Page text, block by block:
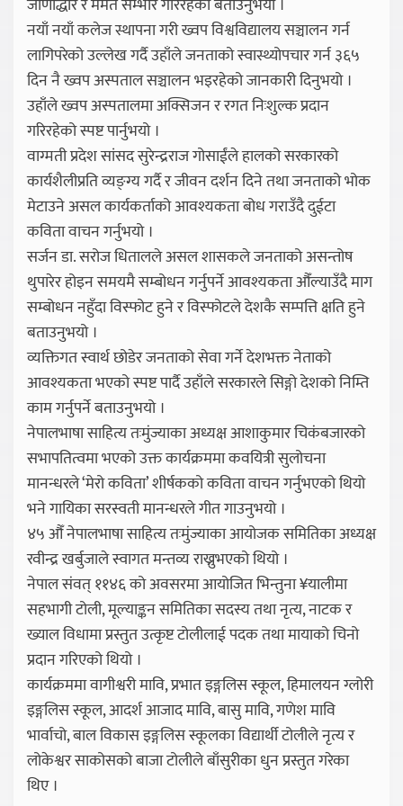
नयाँ नयाँ कलेज स्थापना गरी ख्वप विश्वविद्यालय सञ्चालन गर्न
लागिपरेको उल्लेख गर्दै उहाँले जनताको स्वास्थ्योपचार गर्न ३६५
दिन नै ख्वप अस्पताल सञ्चालन भइरहेको जानकारी दिनुभयो ।
उहाँले ख्वप अस्पतालमा अक्सिजन र रगत निःशुल्क प्रदान
गरिरहेको स्पष्ट पार्नुभयो ।
वाग्मती प्रदेश सांसद सुरेन्द्रराज गोसाईंले हालको सरकारको
कार्यशैलीप्रति व्यङ्ग्य गर्दै र जीवन दर्शन दिने तथा जनताको भोक
मेटाउने असल कार्यकर्ताको आवश्यकता बोध गराउँदै दुईटा
कविता वाचन गर्नुभयो ।
सर्जन डा. सरोज धितालले असल शासकले जनताको असन्तोष
थुपारेर होइन समयमै सम्बोधन गर्नुपर्ने आवश्यकता औँल्याउँदै माग
सम्बोधन नहुँदा विस्फोट हुने र विस्फोटले देशकै सम्पत्ति क्षति हुने
बताउनुभयो ।
व्यक्तिगत स्वार्थ छोडेर जनताको सेवा गर्ने देशभक्त नेताको
आवश्यकता भएको स्पष्ट पार्दै उहाँले सरकारले सिङ्गो देशको निम्ति
काम गर्नुपर्ने बताउनुभयो ।
नेपालभाषा साहित्य तःमुंज्याका अध्यक्ष आशाकुमार चिकंबजारको
सभापतित्वमा भएको उक्त कार्यक्रममा कवयित्री सुलोचना
मानन्धरले ‘मेरो कविता’ शीर्षकको कविता वाचन गर्नुभएको थियो
भने गायिका सरस्वती मानन्धरले गीत गाउनुभयो ।
४५ औँ नेपालभाषा साहित्य तःमुंज्याका आयोजक समितिका अध्यक्ष
रवीन्द्र खर्बुजाले स्वागत मन्तव्य राख्नुभएको थियो ।
नेपाल संवत् ११४६ को अवसरमा आयोजित भिन्तुना ¥यालीमा
सहभागी टोली, मूल्याङ्कन समितिका सदस्य तथा नृत्य, नाटक र
ख्याल विधामा प्रस्तुत उत्कृष्ट टोलीलाई पदक तथा मायाको चिनो
प्रदान गरिएको थियो ।
कार्यक्रममा वागीश्वरी मावि, प्रभात इङ्गलिस स्कूल, हिमालयन ग्लोरी
इङ्गलिस स्कूल, आदर्श आजाद मावि, बासु मावि, गणेश मावि
भार्वाचो, बाल विकास इङ्गलिस स्कूलका विद्यार्थी टोलीले नृत्य र
लोकेश्वर साकोसको बाजा टोलीले बाँसुरीका धुन प्रस्तुत गरेका
थिए ।